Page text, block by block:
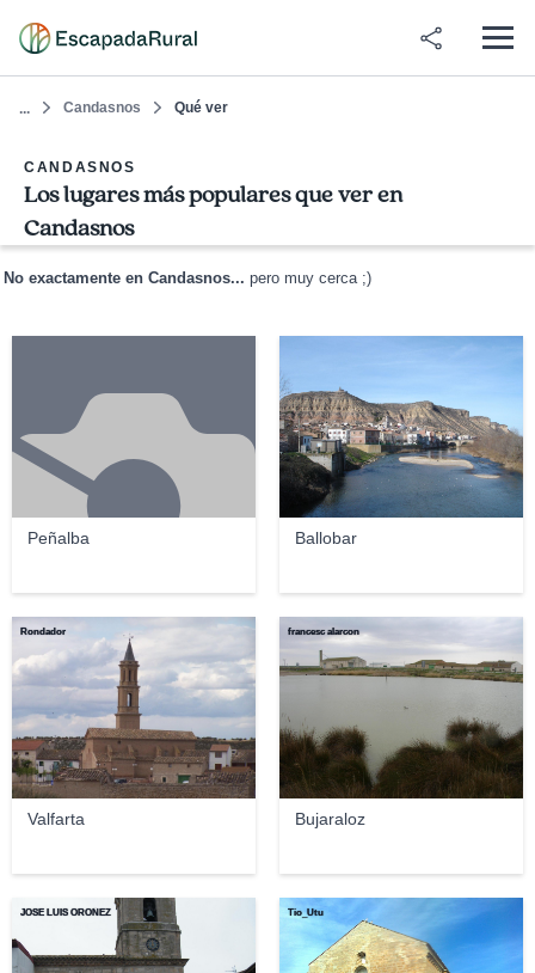
... Candasnos Qué ver
CANDASNOS
Los lugares más populares que ver en
Candasnos
No exactamente en Candasnos... pero muy cerca ;)
Peñalba Ballobar
Valfarta
Rondador
Bujaraloz
francesc alarcon
JOSE LUIS OROÑEZ Tio_Utu